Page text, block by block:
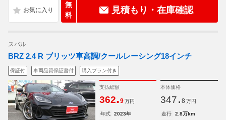
無
料
見積もり・在庫確認
スバル
BRZ 2.4 R ブリッツ車高調/クールレーシング18インチ
保証付 車両品質保証書付 購入プラン付き
支払総額
362.9 万円
本体価格
347. 8 万円
年式 2023年 走行
2.8万km